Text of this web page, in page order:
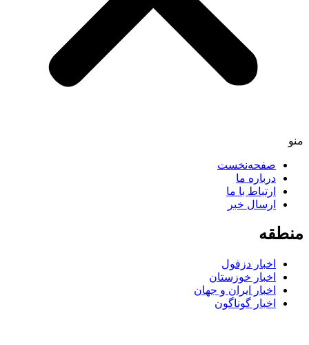
صفحه‌نخست
درباره ما
ارتباط با ما
ارسال خبر
اخبار دزفول
اخبار خوزستان
اخبار ایران و جهان
اخبار گوناگون